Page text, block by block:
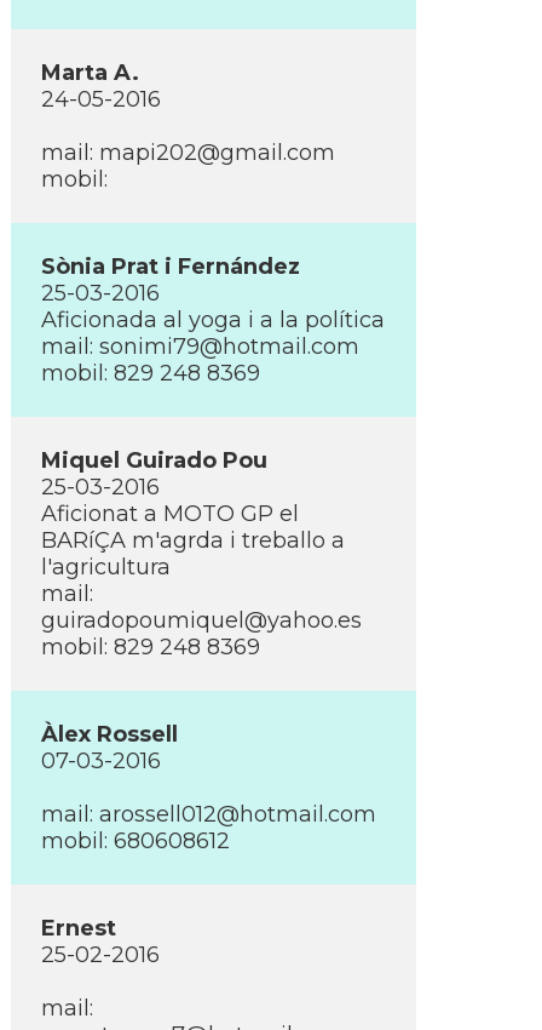
Marta A.
24-05-2016
mail: mapi202@gmail.com
mobil:
Sònia Prat i Fernández
25-03-2016
Aficionada al yoga i a la polí­tica
mail: sonimi79@hotmail.com
mobil: 829 248 8369
Miquel Guirado Pou
25-03-2016
Aficionat a MOTO GP el
BARíÇA m'agrda i treballo a
l'agricultura
mail:
guiradopoumiquel@yahoo.es
mobil: 829 248 8369
Àlex Rossell
07-03-2016
mail: arossell012@hotmail.com
mobil: 680608612
Ernest
25-02-2016
mail: